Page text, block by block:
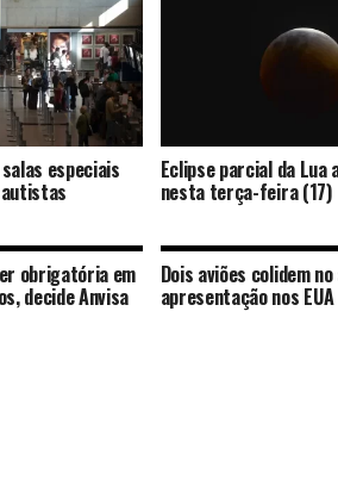
especiais Eclipse parcial da Lua
nesta terça-feira (17)
obrigatória em
decide Anvisa
Dois aviões colidem
apresentação nos EUA